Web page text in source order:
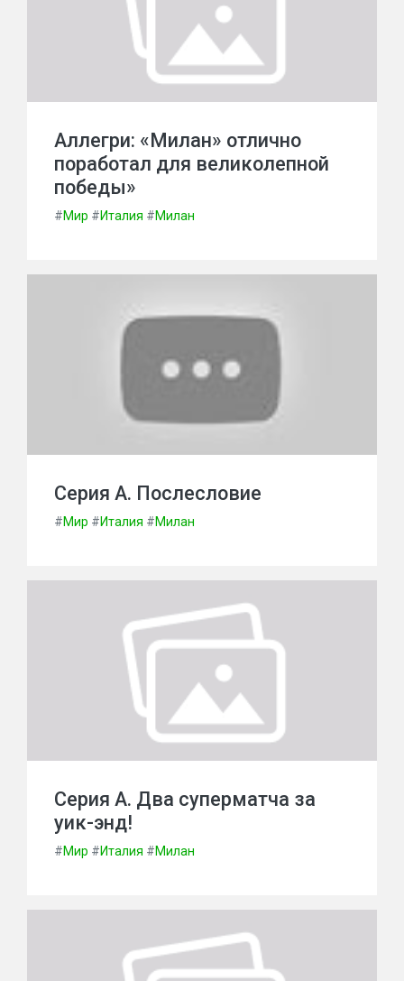
Аллегри: «Милан» отлично
поработал для великолепной
победы»
#Мир #Италия #Милан
Серия А. Послесловие
#Мир #Италия #Милан
Серия А. Два суперматча за
уик-энд!
#Мир #Италия #Милан